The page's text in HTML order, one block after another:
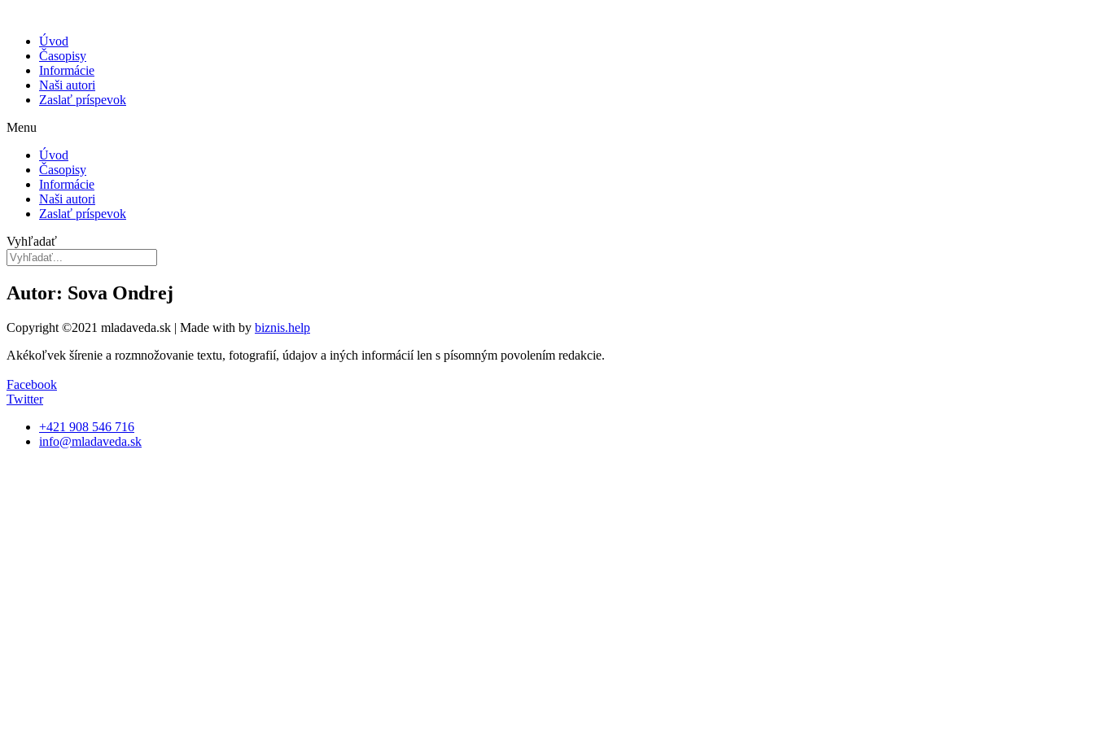
Úvod
Časopisy
Informácie
Naši autori
Zaslať príspevok
Menu
Úvod
Časopisy
Informácie
Naši autori
Zaslať príspevok
Vyhľadať
Autor: Sova Ondrej
Copyright ©2021 mladaveda.sk | Made with by biznis.help
Akékoľvek šírenie a rozmnožovanie textu, fotografií, údajov a iných informácií len s písomným povolením redakcie.
Facebook
Twitter
+421 908 546 716
info@mladaveda.sk